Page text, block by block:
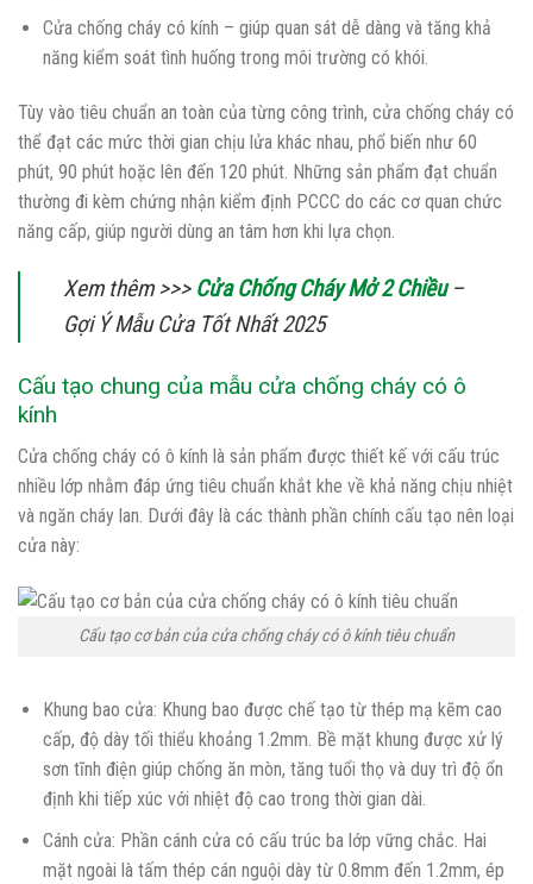
Cửa chống cháy có kính – giúp quan sát dễ dàng và tăng khả
năng kiểm soát tình huống trong môi trường có khói.
Tùy vào tiêu chuẩn an toàn của từng công trình, cửa chống cháy có
thể đạt các mức thời gian chịu lửa khác nhau, phổ biến như 60
phút, 90 phút hoặc lên đến 120 phút. Những sản phẩm đạt chuẩn
thường đi kèm chứng nhận kiểm định PCCC do các cơ quan chức
năng cấp, giúp người dùng an tâm hơn khi lựa chọn.
Xem thêm >>> Cửa Chống Cháy Mở 2 Chiều–
Gợi Ý Mẫu Cửa Tốt Nhất 2025
Cấu tạo chung của mẫu cửa chống cháy có ô
kính
Cửa chống cháy có ô kính là sản phẩm được thiết kế với cấu trúc
nhiều lớp nhằm đáp ứng tiêu chuẩn khắt khe về khả năng chịu nhiệt
và ngăn cháy lan. Dưới đây là các thành phần chính cấu tạo nên loại
cửa này:
Cấu tạo cơ bản của cửa chống cháy có ô kính tiêu chuẩn
Khung bao cửa: Khung bao được chế tạo từ thép mạ kẽm cao
cấp, độ dày tối thiểu khoảng 1.2mm. Bề mặt khung được xử lý
sơn tĩnh điện giúp chống ăn mòn, tăng tuổi thọ và duy trì độ ổn
định khi tiếp xúc với nhiệt độ cao trong thời gian dài.
Cánh cửa: Phần cánh cửa có cấu trúc ba lớp vững chắc. Hai
mặt ngoài là tấm thép cán nguội dày từ 0.8mm đến 1.2mm, ép